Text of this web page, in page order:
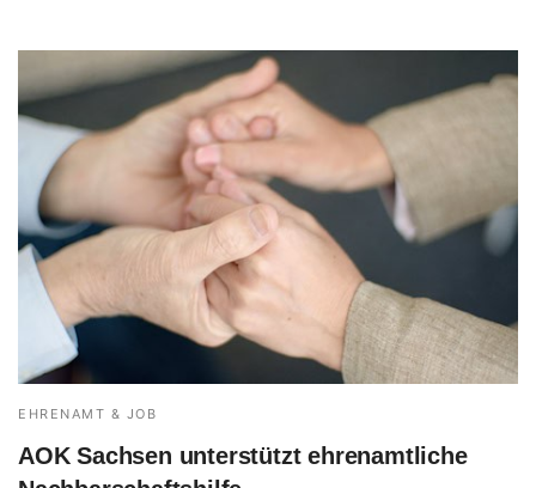
EHRENAMT & JOB
AOK Sachsen unterstützt ehrenamtliche